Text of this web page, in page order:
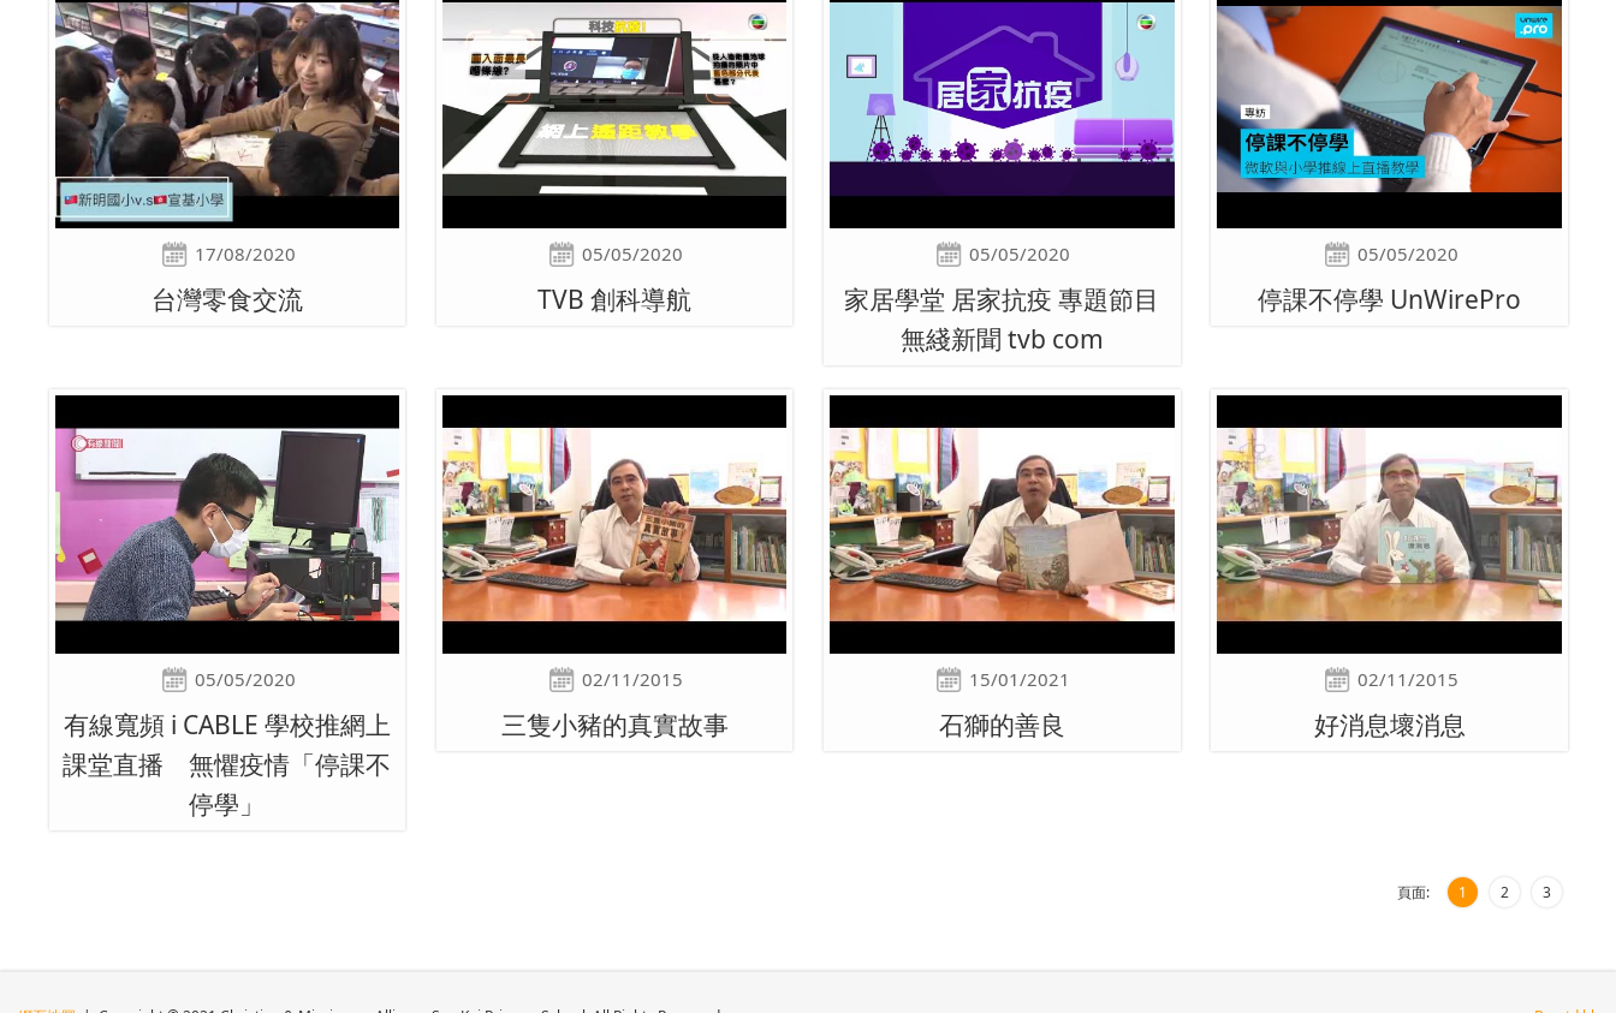
17/08/2020
台灣零食交流
05/05/2020
TVB 創科導航
05/05/2020
家居學堂 居家抗疫 專題節目
無綫新聞 tvb com
05/05/2020
停課不停學 UnWirePro
05/05/2020
有線寬頻 i CABLE 學校推網上
課堂直播 無懼疫情「停課不
停學」
02/11/2015
三隻小豬的真實故事
15/01/2021
石獅的善良
02/11/2015
好消息壞消息
頁面: 1 2 3